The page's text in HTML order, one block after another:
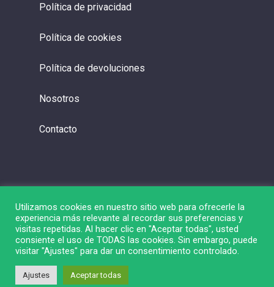
Política de privacidad
Política de cookies
Política de devoluciones
Nosotros
Contacto
© 2026 Liga de Bolsa.
linkedinyoutube
Utilizamos cookies en nuestro sitio web para ofrecerle la
experiencia más relevante al recordar sus preferencias y
visitas repetidas. Al hacer clic en "Aceptar todas", usted
consiente el uso de TODAS las cookies. Sin embargo, puede
visitar "Ajustes" para dar un consentimiento controlado.
Ajustes Aceptar todas